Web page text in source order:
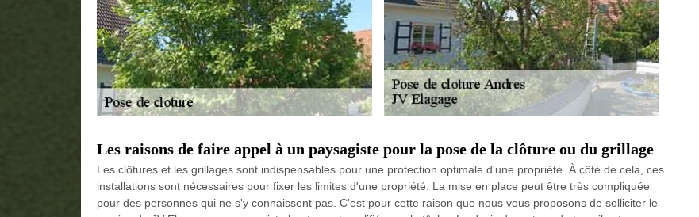
Les raisons de faire appel à un paysagiste pour la pose de la clôture ou du grillage
Les clôtures et les grillages sont indispensables pour une protection optimale d'une propriété. À côté de cela, ces
installations sont nécessaires pour fixer les limites d'une propriété. La mise en place peut être très compliquée
pour des personnes qui ne s'y connaissent pas. C'est pour cette raison que nous vous proposons de solliciter le